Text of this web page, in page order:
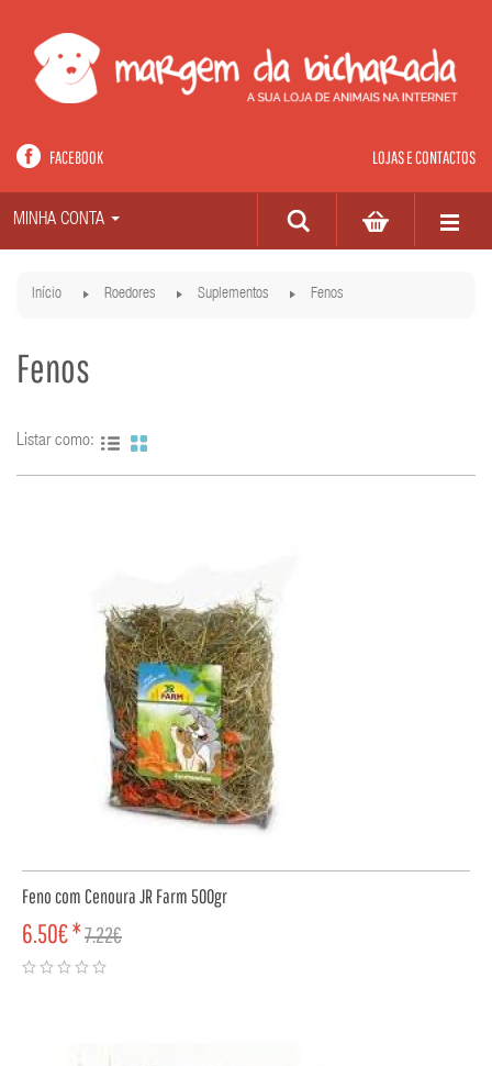
LOJAS E CONTACTOS
FACEBOOK
MINHA CONTA
Início Roedores Suplementos Fenos
Fenos
Listar como:
Feno com Cenoura JR Farm 500gr
6.50€ *7.22€